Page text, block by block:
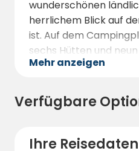
wunderschönen
herrlichem Blick auf
ist. Auf dem
sechs Hütten und
mit Strom für
Angrenzend an den
und Gefriertruhe. Auf
Mehr anzeigen
Verfügbare
Ihre Reisedaten